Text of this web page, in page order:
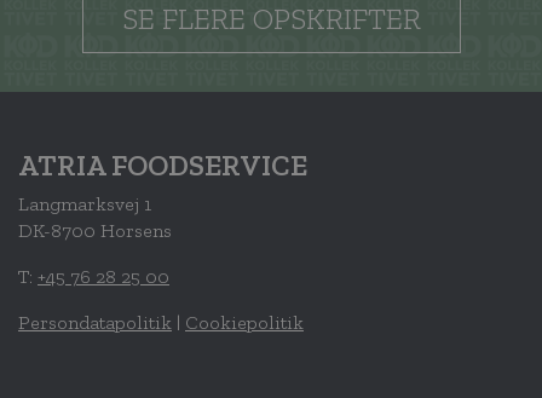
SE FLERE OPSKRIFTER
ATRIA FOODSERVICE
Langmarksvej 1
DK-8700 Horsens
T: +45 76 28 25 00
Persondatapolitik | Cookiepolitik